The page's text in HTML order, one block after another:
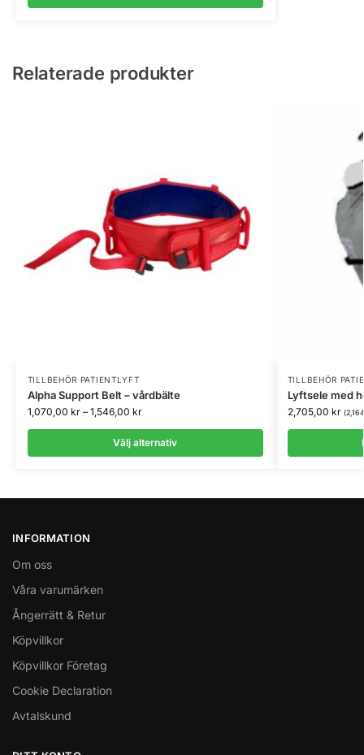
Relaterade produkter
TILLBEHÖR PATIENTLYFT
Alpha Support Belt – vårdbälte
1,070,00 kr – 1,546,00 kr
Välj alternativ
TILLBEHÖR
Lyftsele med
2,705,00 kr (
INFORMATION
Om oss
Våra varumärken
Ångerrätt & Retur
Köpvillkor
Köpvillkor Företag
Cookie Declaration
Avtalskund